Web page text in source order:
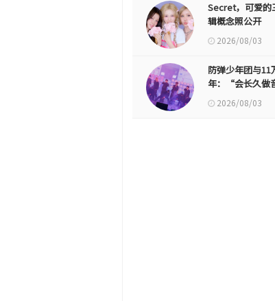
Secret，可爱
辑概念照公开
2026/08/03
防弹少年团与11
年：“会长久做
2026/08/03